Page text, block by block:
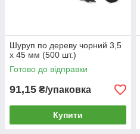
Шуруп по дереву чорний 3,5
х 45 мм (500 шт.)
Готово до відправки
91,15 ₴/упаковка
Купити